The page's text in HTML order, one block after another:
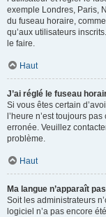
exemple Londres, Paris,
du fuseau horaire,
qu’aux utilisateurs
le faire.
Haut
J’ai réglé le fuseau
Si vous êtes certain
l’heure n’est toujours
erronée. Veuillez
problème.
Haut
Ma langue n’apparaît
Soit les administrateurs
logiciel n’a pas encore